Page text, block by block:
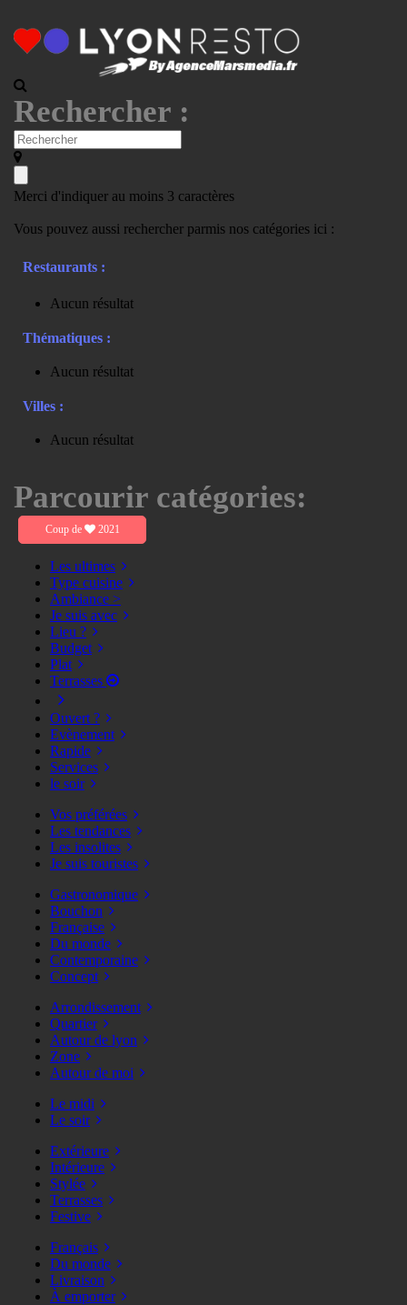
Rechercher :
Merci d'indiquer au moins 3 caractères
Vous pouvez aussi rechercher parmis nos catégories ici :
Restaurants :
Aucun résultat
Thématiques :
Aucun résultat
Villes :
Aucun résultat
Parcourir catégories:
Coup de 2021
Les ultimes
Type cuisine
Ambiance >
Je suis avec
Lieu ?
Budget
Plat
Terrasses
Ouvert ?
Evènement
Rapide
Services
le soir
Vos préférées
Les tendances
Les insolites
Je suis touristes
Gastronomique
Bouchon
Française
Du monde
Contemporaine
Concept
Arrondissement
Quartier
Autour de lyon
Zone
Autour de moi
Le midi
Le soir
Extérieure
Intérieure
Stylée
Terrasses
Festive
Français
Du monde
Livraison
À emporter